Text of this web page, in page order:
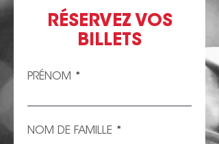
RÉSERVEZ VOS
BILLETS
PRÉNOM
NOM DE FAMILLE